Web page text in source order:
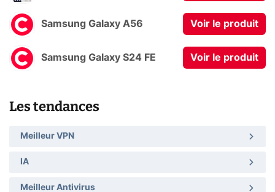
Samsung Galaxy A56 Voir le produit
Samsung Galaxy S24 FE Voir le produit
Les tendances
Meilleur VPN
IA
Meilleur Antivirus